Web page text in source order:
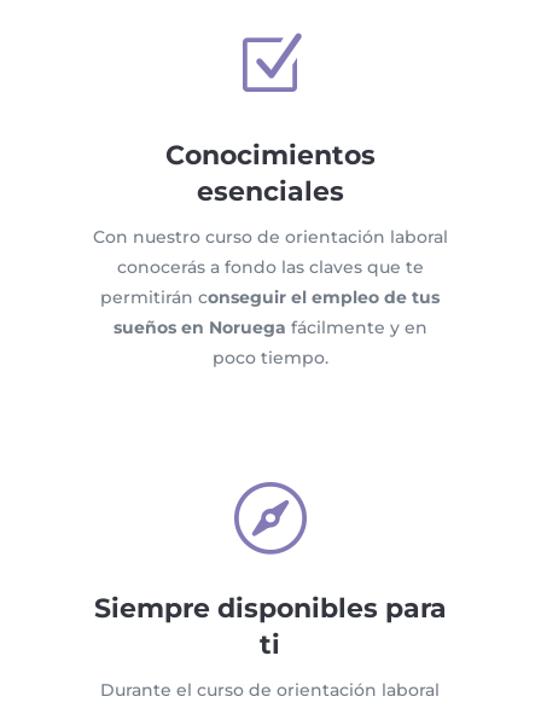
Z
Conocimientos
esenciales
Con nuestro curso de orientación laboral
conocerás a fondo las claves que te
permitirán conseguir el empleo de tus
sueños en Noruega fácilmente y en
poco tiempo.

Siempre disponibles para
ti
Durante el curso de orientación laboral